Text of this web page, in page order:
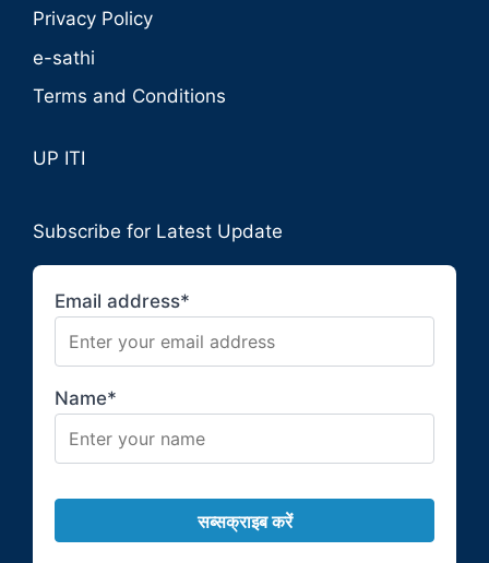
Privacy Policy
e-sathi
Terms and Conditions
UP ITI
Subscribe for Latest Update
Email address*
Name*